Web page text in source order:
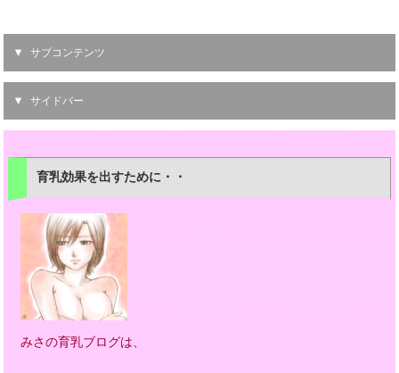
サブコンテンツ
サイドバー
育乳効果を出すために・・
みさの育乳ブログは、